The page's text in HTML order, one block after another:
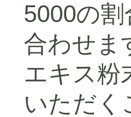
5000の
合わせま
エキス粉
いただく